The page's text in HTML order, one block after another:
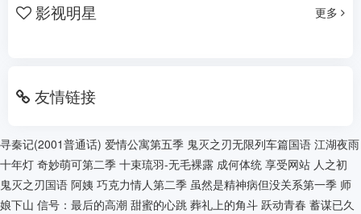
影视明星 更多
友情链接
寻秦记(2001普通话) 爱情公寓第五季 鬼灭之刃无限列车篇国语 江湖夜雨
十年灯 奇妙萌可第二季 十束琉羽-无毛裸露 成何体统 享受网站 人之初
鬼灭之刃国语 阿姨 巧克力情人第二季 虽然是精神病但没关系第一季 师
娘下山 信号：最后的高潮 甜蜜的心跳 葬礼上的角斗 跃动青春 蓄谋已久